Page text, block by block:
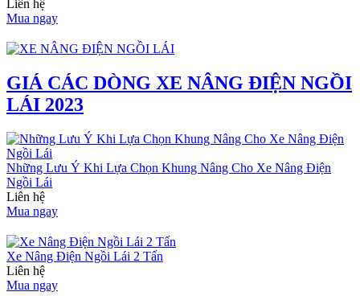
Liên hệ
Mua ngay
GIÁ CÁC DÒNG XE NÂNG ĐIỆN NGỒI
LÁI 2023
Những Lưu Ý Khi Lựa Chọn Khung Nâng Cho Xe Nâng Điện
Ngồi Lái
Liên hệ
Mua ngay
Xe Nâng Điện Ngồi Lái 2 Tấn
Liên hệ
Mua ngay